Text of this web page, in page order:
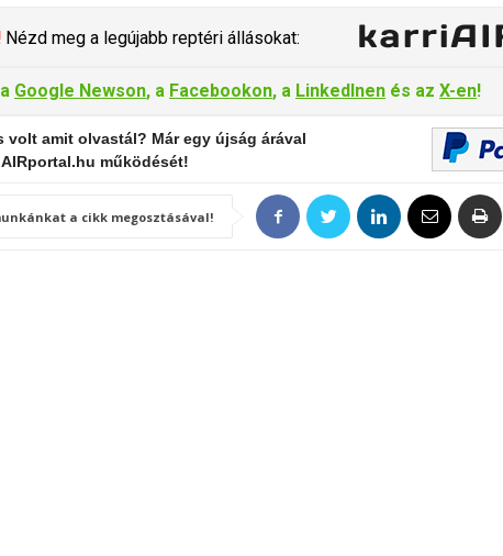
Nézd meg a legújabb reptéri állásokat:
Google Newson, a Facebookon, a LinkedInen és az X-en!
volt amit olvastál? Már egy újság árával
működését!
a cikk megosztásával!